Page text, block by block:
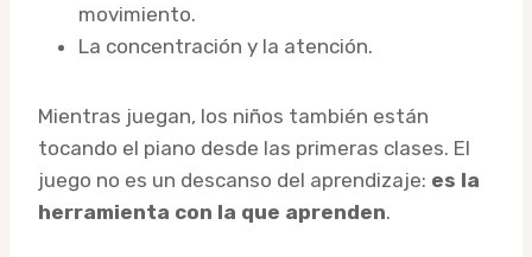
movimiento.
La concentración y la atención.
Mientras juegan, los niños también están
tocando el piano desde las primeras clases. El
juego no es un descanso del aprendizaje: es la
herramienta con la que aprenden.